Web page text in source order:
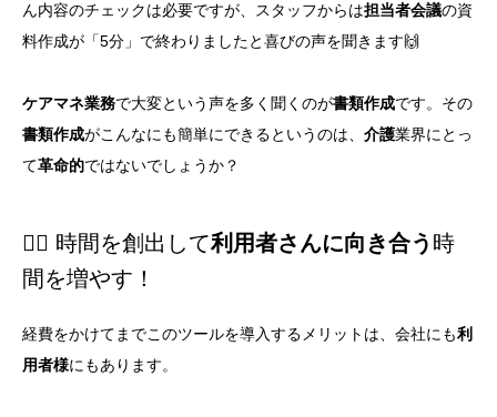
ん内容のチェックは必要ですが、スタッフからは担当者会議の資
料作成が「5分」で終わりましたと喜びの声を聞きます🙌
ケアマネ業務で大変という声を多く聞くのが書類作成です。その
書類作成がこんなにも簡単にできるというのは、 介護業界にとっ
て革命的ではないでしょうか？
🧑‍⚕️ 時間を創出して利用者さんに向き合う 時
間を増やす！
経費をかけてまでこのツールを導入するメリットは、会社にも利
用者様にもあります。